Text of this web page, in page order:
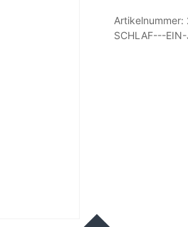
&
Fördernde
Artikelnummer:
SCHLAF---